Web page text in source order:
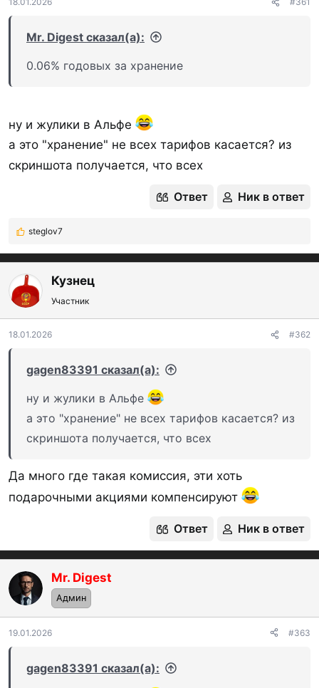
ы
Mr. Digest сказал(а):
0.06% годовых за хранение
ну и жулики в Альфе
а это "хранение" не всех тарифов касается? из
скриншота получается, что всех
Ответ Ник в ответ
Р
е
а
к
ц
и
и
:
steglov7
Кузнец
Участник
18.01.2026 #362
gagen83391 сказал(а):
ну и жулики в Альфе
а это "хранение" не всех тарифов касается? из
скриншота получается, что всех
Да много где такая комиссия, эти хоть
подарочными акциями компенсируют
Ответ Ник в ответ
Mr. Digest
Админ
19.01.2026 #363
gagen83391 сказал(а):